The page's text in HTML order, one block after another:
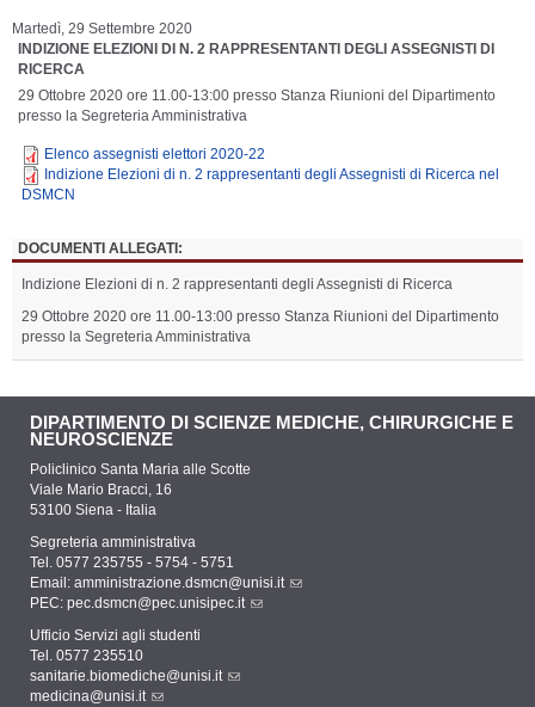
Martedì, 29 Settembre 2020
INDIZIONE ELEZIONI DI N. 2 RAPPRESENTANTI DEGLI ASSEGNISTI DI
RICERCA
29 Ottobre 2020 ore 11.00-13:00 presso Stanza Riunioni del Dipartimento
presso la Segreteria Amministrativa
Elenco assegnisti elettori 2020-22
Indizione Elezioni di n. 2 rappresentanti degli Assegnisti di Ricerca nel
DSMCN
DOCUMENTI ALLEGATI:
Indizione Elezioni di n. 2 rappresentanti degli Assegnisti di Ricerca
29 Ottobre 2020 ore 11.00-13:00 presso Stanza Riunioni del Dipartimento
presso la Segreteria Amministrativa
DIPARTIMENTO DI SCIENZE MEDICHE, CHIRURGICHE E
NEUROSCIENZE
Policlinico Santa Maria alle Scotte
Viale Mario Bracci, 16
53100 Siena - Italia
Segreteria amministrativa
Tel. 0577 235755 - 5754 - 5751
Email: amministrazione.dsmcn@unisi.it
PEC: pec.dsmcn@pec.unisipec.it
Ufficio Servizi agli studenti
Tel. 0577 235510
sanitarie.biomediche@unisi.it
medicina@unisi.it